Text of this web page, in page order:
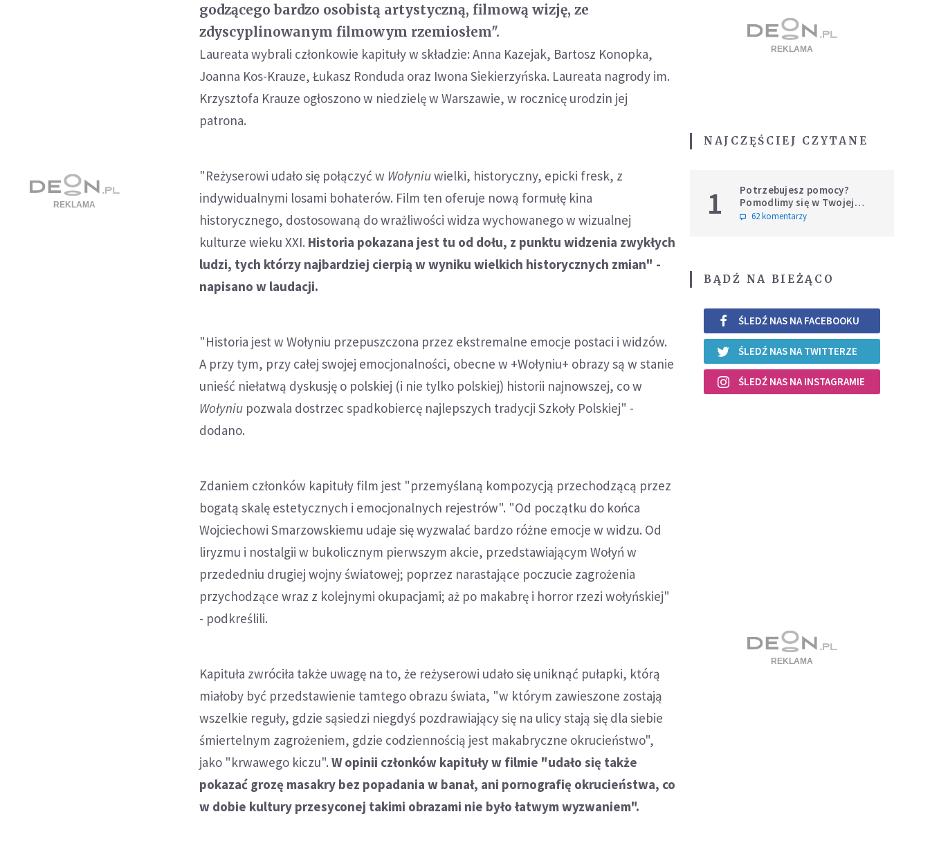
godzącego bardzo osobistą artystyczną, filmową wizję, ze
zdyscyplinowanym filmowym rzemiosłem".
Laureata wybrali członkowie kapituły w składzie: Anna Kazejak, Bartosz Konopka,
Joanna Kos-Krauze, Łukasz Ronduda oraz Iwona Siekierzyńska. Laureata nagrody im.
Krzysztofa Krauze ogłoszono w niedzielę w Warszawie, w rocznicę urodzin jej
patrona.
"Reżyserowi udało się połączyć w Wołyniuwielki, historyczny, epicki fresk, z
indywidualnymi losami bohaterów. Film ten oferuje nową formułę kina
historycznego, dostosowaną do wrażliwości widza wychowanego w wizualnej
kulturze wieku XXI. Historia pokazana jest tu od dołu, z punktu widzenia zwykłych
ludzi, tych którzy najbardziej cierpią w wyniku wielkich historycznych zmian" -
napisano w laudacji.
"Historia jest w Wołyniu przepuszczona przez ekstremalne emocje postaci i widzów.
A przy tym, przy całej swojej emocjonalności, obecne w +Wołyniu+ obrazy są w stanie
unieść niełatwą dyskusję o polskiej (i nie tylko polskiej) historii najnowszej, co w
Wołyniu pozwala dostrzec spadkobiercę najlepszych tradycji Szkoły Polskiej" -
dodano.
Zdaniem członków kapituły film jest "przemyślaną kompozycją przechodzącą przez
bogatą skalę estetycznych i emocjonalnych rejestrów". "Od początku do końca
Wojciechowi Smarzowskiemu udaje się wyzwalać bardzo różne emocje w widzu. Od
liryzmu i nostalgii w bukolicznym pierwszym akcie, przedstawiającym Wołyń w
przededniu drugiej wojny światowej; poprzez narastające poczucie zagrożenia
przychodzące wraz z kolejnymi okupacjami; aż po makabrę i horror rzezi wołyńskiej"
- podkreślili.
Kapituła zwróciła także uwagę na to, że reżyserowi udało się uniknąć pułapki, którą
miałoby być przedstawienie tamtego obrazu świata, "w którym zawieszone zostają
wszelkie reguły, gdzie sąsiedzi niegdyś pozdrawiający się na ulicy stają się dla siebie
śmiertelnym zagrożeniem, gdzie codziennością jest makabryczne okrucieństwo",
jako "krwawego kiczu".W opinii członków kapituły w filmie "udało się także
pokazać grozę masakry bez popadania w banał, ani pornografię okrucieństwa, co
w dobie kultury przesyconej takimi obrazami nie było łatwym wyzwaniem".
NAJCZĘŚCIEJ CZYTANE
1
Potrzebujesz pomocy?
Pomodlimy się w Twojej
intencji
62 komentarzy
BĄDŹ NA BIEŻĄCO
ŚLEDŹ NAS NA FACEBOOKU
ŚLEDŹ NAS NA TWITTERZE
ŚLEDŹ NAS NA INSTAGRAMIE